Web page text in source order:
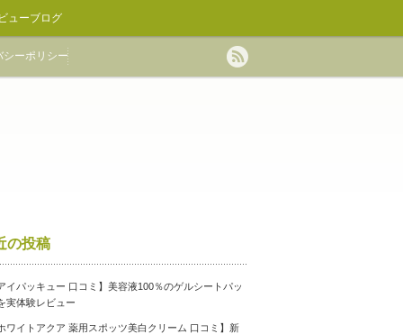
ューブログ
シーポリシー
の投稿
イパッキュー 口コミ】美容液100％のゲルシートパッ
実体験レビュー
ワイトアクア 薬用スポッツ美白クリーム 口コミ】新